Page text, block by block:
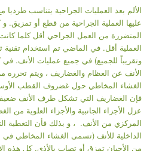
الألم بعد العمليات الجراحية يتناسب طرديا
عليها العملية الجراحية من قطع أو تمزيق. و
المتضررة من العمل الجراحي أقل كلما كانت
العملية أقل. في الماضي تم استخدام تقنية
وتقريباً للجميع) في جميع عمليات الأنف.
الأنف عن العظام والغضاريف ، ويتم
الغشاء المخاطي حول غضروف القطب
فإن الغضاريف التي تشكل طرف الأنف
عزل الأجزاء الجانبية والأجزاء العلوية من
المركزي من الأنف. ، و بذلك فأن التغطية
الداخلية للأنف (تسمى الغشاء المخاطي في
من الأحيان تمزق أو تصاب بالأذى. كل هذه